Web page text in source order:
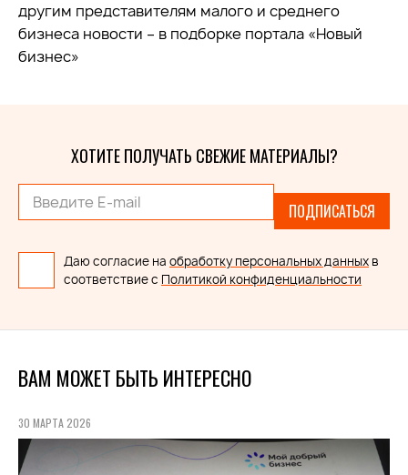
другим представителям малого и среднего
бизнеса новости – в подборке портала «Новый
бизнес»
ХОТИТЕ ПОЛУЧАТЬ СВЕЖИЕ МАТЕРИАЛЫ?
ПОДПИСАТЬСЯ
Даю согласие на обработку персональных данных в
соответствие с Политикой конфиденциальности
ВАМ МОЖЕТ БЫТЬ ИНТЕРЕСНО
30 МАРТА 2026